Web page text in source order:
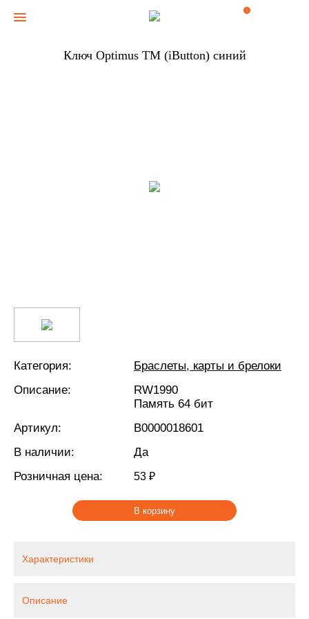
0
Ключ Optimus ТМ (iButton) синий
Категория:
Браслеты, карты и брелоки
Описание:
RW1990
Память 64 бит
Артикул:
В0000018601
В наличии:
Да
Розничная цена:
53 ₽
В корзину
Характеристики
Описание